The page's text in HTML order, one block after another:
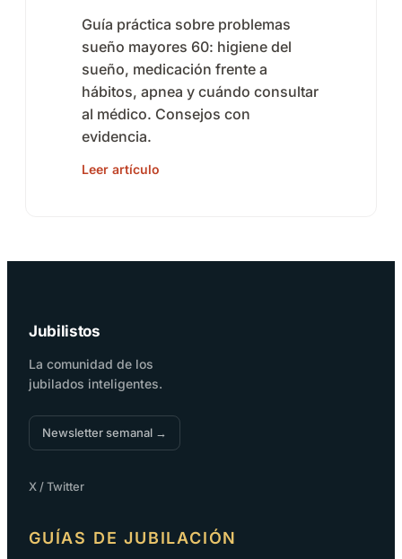
Guía práctica sobre problemas
sueño mayores 60: higiene del
sueño, medicación frente a
hábitos, apnea y cuándo consultar
al médico. Consejos con
evidencia.
Leer artículo
Jubilistos
La comunidad de los
jubilados inteligentes.
Newsletter semanal →
X / Twitter
GUÍAS DE JUBILACIÓN